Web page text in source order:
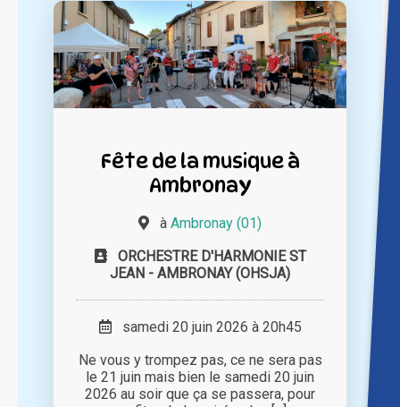
Fête de la musique à
Ambronay
à Ambronay (01)
ORCHESTRE D'HARMONIE ST
JEAN - AMBRONAY (OHSJA)
samedi 20 juin 2026 à 20h45
Ne vous y trompez pas, ce ne sera pas
le 21 juin mais bien le samedi 20 juin
2026 au soir que ça se passera, pour